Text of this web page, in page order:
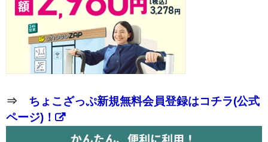
⇒ ちょこざっぷ新規無料会員登録はコチラ(公式
ページ)！